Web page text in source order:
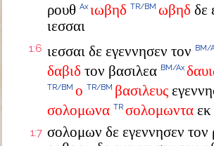
ρουθ Ax ιωβηδ TR/BM ωβηδ δε
ιεσσαι
1:6 ιεσσαι δε εγεννησεν τον BM/
δαβιδ τον βασιλεα BM/Ax
TR/BM ο TR/BM βασιλευς
σολομωνα TR σολομωντα εκ
1:7 σολομων δε εγεννησεν